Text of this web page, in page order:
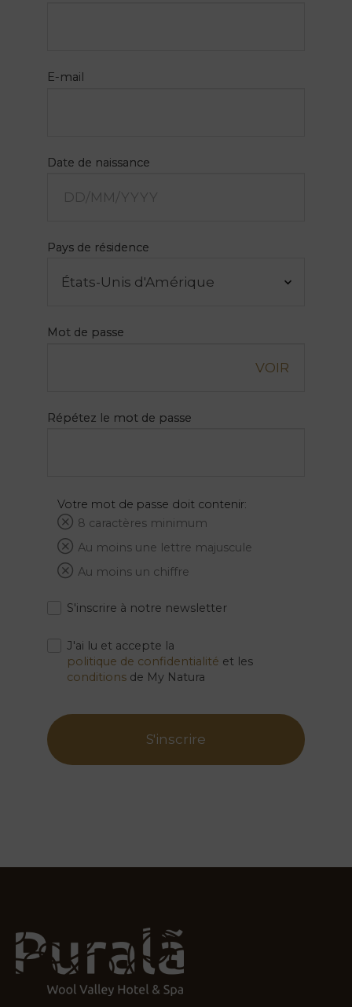
EN
& Spa
Offres
My
Natura
Destination
Vouchers
Contact
Emplacement
Infos
E-mail
Date de naissance
Pays de résidence
Mot de passe
VOIR
Répétez le mot de passe
Votre mot de passe doit contenir:
8 caractères minimum
Au moins une lettre majuscule
Au moins un chiffre
S'inscrire à notre newsletter
J'ai lu et accepte la
politique de confidentialité et les
conditions de My Natura
S'inscrire